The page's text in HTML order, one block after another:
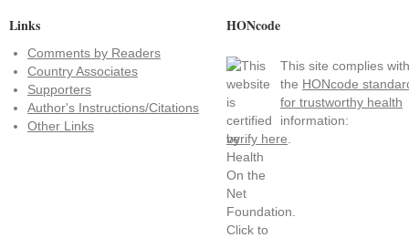
Links
Comments by Readers
Country Associates
Supporters
Author's Instructions/Citations
Other Links
HONcode
This site complies with
the HONcode
for trustworthy health
information:
verify here